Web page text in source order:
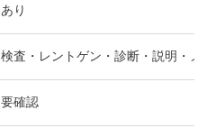
あり
検査・レントゲン・診断・説明・メ
要確認